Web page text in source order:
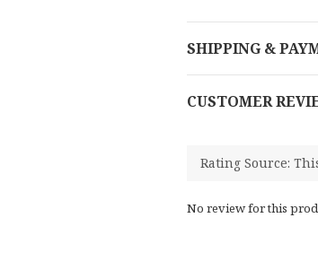
SHIPPING &
CUSTOMER
No review for this